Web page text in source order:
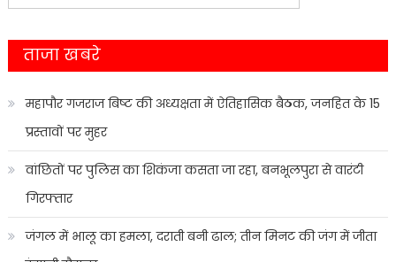
for:
ताजा खबरे
महापौर गजराज बिष्ट की अध्यक्षता में ऐतिहासिक बैठक, जनहित के 15
प्रस्तावों पर मुहर
वांछितों पर पुलिस का शिकंजा कसता जा रहा, बनभूलपुरा से वारंटी
गिरफ्तार
जंगल में भालू का हमला, दराती बनी ढाल; तीन मिनट की जंग में जीता